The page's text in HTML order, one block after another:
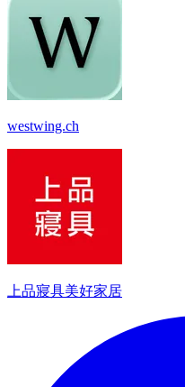
westwing.ch
上品寢具美好家居